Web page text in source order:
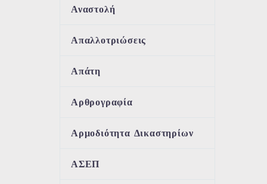
Αναστολή
Απαλλοτριώσεις
Απάτη
Αρθρογραφία
Αρμοδιότητα Δικαστηρίων
ΑΣΕΠ